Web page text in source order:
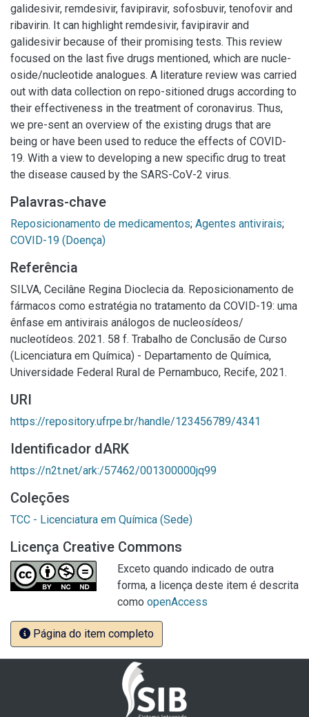
galidesivir, remdesivir, favipiravir, sofosbuvir, tenofovir and
ribavirin. It can highlight remdesivir, favipiravir and
galidesivir because of their promising tests. This review
focused on the last five drugs mentioned, which are nucle-
oside/nucleotide analogues. A literature review was carried
out with data collection on repo-sitioned drugs according to
their effectiveness in the treatment of coronavirus. Thus,
we pre-sent an overview of the existing drugs that are
being or have been used to reduce the effects of COVID-
19. With a view to developing a new specific drug to treat
the disease caused by the SARS-CoV-2 virus.
Palavras-chave
Reposicionamento de medicamentos; Agentes antivirais;
COVID-19 (Doença)
Referência
SILVA, Cecilâne Regina Dioclecia da. Reposicionamento de
fármacos como estratégia no tratamento da COVID-19: uma
ênfase em antivirais análogos de nucleosídeos/
nucleotídeos. 2021. 58 f. Trabalho de Conclusão de Curso
(Licenciatura em Química) - Departamento de Química,
Universidade Federal Rural de Pernambuco, Recife, 2021.
URI
https://repository.ufrpe.br/handle/123456789/4341
Identificador dARK
https://n2t.net/ark:/57462/001300000jq99
Coleções
TCC - Licenciatura em Química (Sede)
Licença Creative Commons
Exceto quando indicado de outra
forma, a licença deste item é descrita
como openAccess
Página do item completo